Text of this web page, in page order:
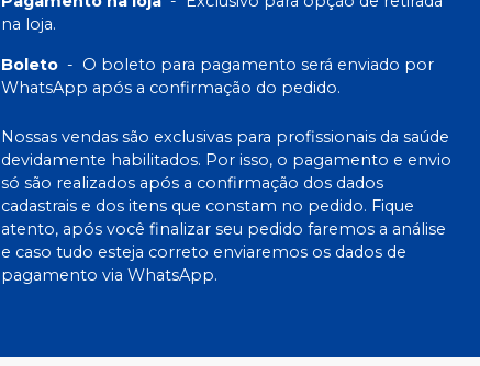
na loja.
Boleto - O boleto para pagamento será enviado por
WhatsApp após a confirmação do pedido.
Nossas vendas são exclusivas para profissionais da saúde
devidamente habilitados. Por isso, o pagamento e envio
só são realizados após a confirmação dos dados
cadastrais e dos itens que constam no pedido. Fique
atento, após você finalizar seu pedido faremos a análise
e caso tudo esteja correto enviaremos os dados de
pagamento via WhatsApp.